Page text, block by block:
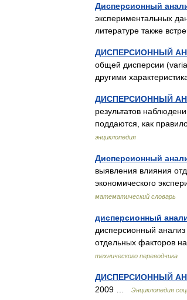
Дисперсионный
экспериментальных
литературе также
ДИСПЕРСИОННЫЙ
общей дисперсии
другими
ДИСПЕРСИОННЫЙ
результатов
поддаются, как
энциклопедия
Дисперсионный
выявления влияния
экономического
математический словарь
дисперсионный
дисперсионный
отдельных факторов
технического переводчика
ДИСПЕРСИОННЫЙ
2009 …
Энциклопедия